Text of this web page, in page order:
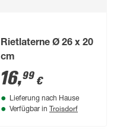
Rietlaterne Ø 26 x 20
cm
16,99 €
Lieferung nach Hause
Verfügbar in Troisdorf